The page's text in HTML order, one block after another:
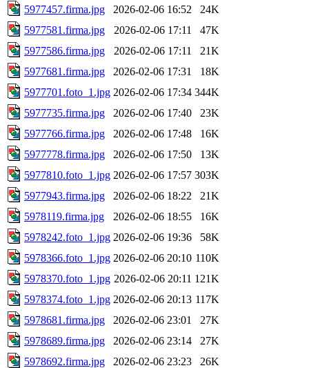
5977457.firma.jpg 2026-02-06 16:52
24K
5977581.firma.jpg
2026-02-06 17:11
47K
5977586.firma.jpg
2026-02-06 17:11
21K
5977681.firma.jpg
2026-02-06 17:31
18K
5977701.foto_1.jpg 2026-02-06 17:34 344K
5977735.firma.jpg
2026-02-06 17:40
23K
5977766.firma.jpg
2026-02-06 17:48
16K
5977778.firma.jpg
2026-02-06 17:50
13K
5977810.foto_1.jpg 2026-02-06 17:57 303K
5977943.firma.jpg
2026-02-06 18:22
21K
5978119.firma.jpg
2026-02-06 18:55
16K
5978242.foto_1.jpg 2026-02-06 19:36
58K
5978366.foto_1.jpg 2026-02-06 20:10 110K
5978370.foto_1.jpg 2026-02-06 20:11 121K
5978374.foto_1.jpg 2026-02-06 20:13 117K
5978681.firma.jpg
2026-02-06 23:01
27K
5978689.firma.jpg
2026-02-06 23:14
27K
5978692.firma.jpg
2026-02-06 23:23
26K